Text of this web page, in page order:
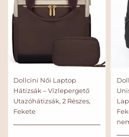
Dollcini Női Laptop
Hátizsák – Vízlepergető
Utazóhátizsák, 2 Részes,
Fekete